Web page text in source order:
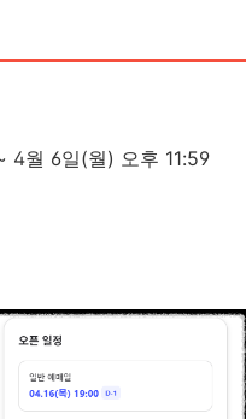
월 6일(월) 오후 11:59